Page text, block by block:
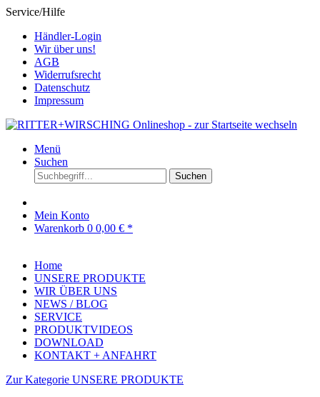
Service/Hilfe
Händler-Login
Wir über uns!
AGB
Widerrufsrecht
Datenschutz
Impressum
Menü
Suchen
Suchen
Mein Konto
Warenkorb 0 0,00 € *
Home
UNSERE PRODUKTE
WIR ÜBER UNS
NEWS / BLOG
SERVICE
PRODUKTVIDEOS
DOWNLOAD
KONTAKT + ANFAHRT
Zur Kategorie UNSERE PRODUKTE